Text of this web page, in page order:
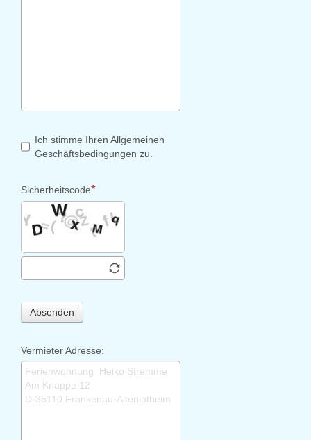
Ich stimme Ihren Allgemeinen
Geschäftsbedingungen zu.
Sicherheitscode
Absenden
Vermieter Adresse: